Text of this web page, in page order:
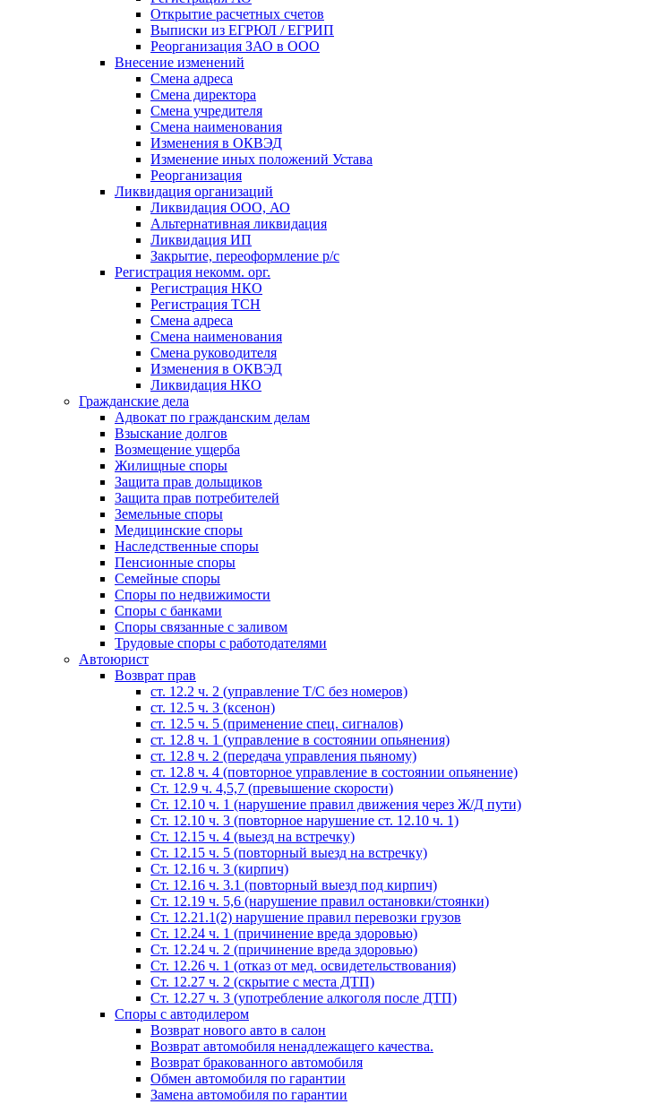
Открытие расчетных счетов
Выписки из ЕГРЮЛ / ЕГРИП
Реорганизация ЗАО в ООО
Внесение изменений
Смена адреса
Смена директора
Cмена учредителя
Смена наименования
Изменения в ОКВЭД
Изменение иных положений Устава
Реорганизация
Ликвидация организаций
Ликвидация ООО, АО
Альтернативная ликвидация
Ликвидация ИП
Закрытие, переоформление р/с
Регистрация некомм. орг.
Регистрация НКО
Регистрация ТСН
Смена адреса
Смена наименования
Смена руководителя
Изменения в ОКВЭД
Ликвидация НКО
Гражданские дела
Адвокат по гражданским делам
Взыскание долгов
Возмещение ущерба
Жилищные споры
Защита прав дольщиков
Защита прав потребителей
Земельные споры
Медицинские споры
Наследственные споры
Пенсионные споры
Семейные споры
Cпоры по недвижимости
Споры с банками
Споры связанные с заливом
Трудовые споры с работодателями
Автоюрист
Возврат прав
ст. 12.2 ч. 2 (управление Т/С без номеров)
ст. 12.5 ч. 3 (ксенон)
ст. 12.5 ч. 5 (применение спец. сигналов)
cт. 12.8 ч. 1 (управление в состоянии опьянения)
ст. 12.8 ч. 2 (передача управления пьяному)
ст. 12.8 ч. 4 (повторное управление в состоянии опьянение)
Ст. 12.9 ч. 4,5,7 (превышение скорости)
Ст. 12.10 ч. 1 (нарушение правил движения через Ж/Д пути)
Ст. 12.10 ч. 3 (повторное нарушение ст. 12.10 ч. 1)
Ст. 12.15 ч. 4 (выезд на встречку)
Ст. 12.15 ч. 5 (повторный выезд на встречку)
Ст. 12.16 ч. 3 (кирпич)
Ст. 12.16 ч. 3.1 (повторный выезд под кирпич)
Ст. 12.19 ч. 5,6 (нарушение правил остановки/стоянки)
Ст. 12.21.1(2) нарушение правил перевозки грузов
Ст. 12.24 ч. 1 (причинение вреда здоровью)
Ст. 12.24 ч. 2 (причинение вреда здоровью)
Ст. 12.26 ч. 1 (отказ от мед. освидетельствования)
Ст. 12.27 ч. 2 (скрытие с места ДТП)
Ст. 12.27 ч. 3 (употребление алкоголя после ДТП)
Споры с автодилером
Возврат нового авто в салон
Возврат автомобиля ненадлежащего качества.
Возврат бракованного автомобиля
Обмен автомобиля по гарантии
Замена автомобиля по гарантии